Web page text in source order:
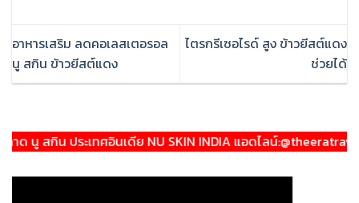
อาหารเสริม ลดคอเลสเตอรอล
นู สกิน ข้าวยีสต์แดง
ไตรกรีเซอไรด์ สูง ข้าวยีสต์แดง
ช่วยได้
ะเทศอินเดีย NU SKIN INDIA แอดไลน์:@theeratraveller